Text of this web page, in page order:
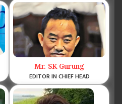
Mr. SK Gurung
EDITOR IN CHIEF HEAD